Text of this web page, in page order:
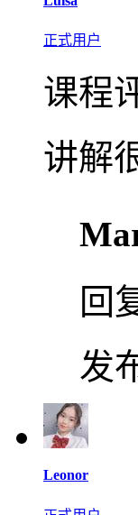
正式用户
课程
讲解
回
发
Leonor